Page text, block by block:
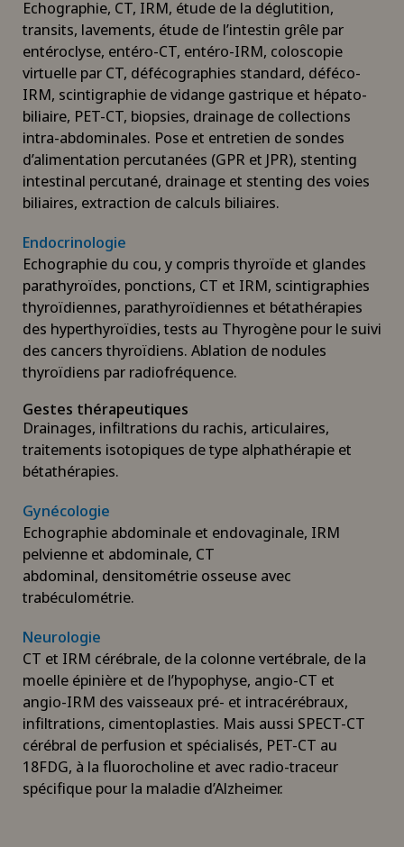
Echographie, CT, IRM, étude de la déglutition,
transits, lavements, étude de l’intestin grêle par
entéroclyse, entéro-CT, entéro-IRM, coloscopie
virtuelle par CT, défécographies standard, déféco-
IRM, scintigraphie de vidange gastrique et hépato-
biliaire, PET-CT, biopsies, drainage de collections
intra-abdominales. Pose et entretien de sondes
d’alimentation percutanées (GPR et JPR), stenting
intestinal percutané, drainage et stenting des voies
biliaires, extraction de calculs biliaires.
Endocrinologie
Echographie du cou, y compris thyroïde et glandes
parathyroïdes, ponctions, CT et IRM, scintigraphies
thyroïdiennes, parathyroïdiennes et bétathérapies
des hyperthyroïdies, tests au Thyrogène pour le suivi
des cancers thyroïdiens. Ablation de nodules
thyroïdiens par radiofréquence.
Gestes thérapeutiques
Drainages, infiltrations du rachis, articulaires,
traitements isotopiques de type alphathérapie et
bétathérapies.
Gynécologie
Echographie abdominale et endovaginale, IRM
pelvienne et abdominale, CT
abdominal, densitométrie osseuse avec
trabéculométrie.
Neurologie
CT et IRM cérébrale, de la colonne vertébrale, de la
moelle épinière et de l’hypophyse, angio-CT et
angio-IRM des vaisseaux pré- et intracérébraux,
infiltrations, cimentoplasties. Mais aussi SPECT-CT
cérébral de perfusion et spécialisés, PET-CT au
18FDG, à la fluorocholine et avec radio-traceur
spécifique pour la maladie d’Alzheimer.